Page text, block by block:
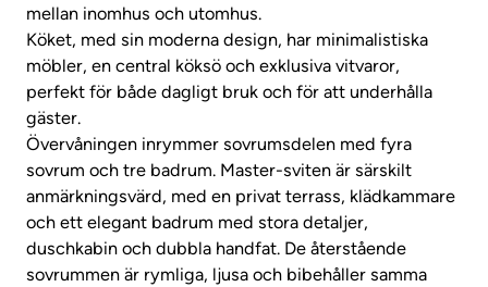
mellan inomhus och utomhus.
Köket, med sin moderna design, har minimalistiska
möbler, en central köksö och exklusiva vitvaror,
perfekt för både dagligt bruk och för att underhålla
gäster.
Övervåningen inrymmer sovrumsdelen med fyra
sovrum och tre badrum. Master-sviten är särskilt
anmärkningsvärd, med en privat terrass, klädkammare
och ett elegant badrum med stora detaljer,
duschkabin och dubbla handfat. De återstående
sovrummen är rymliga, ljusa och bibehåller samma